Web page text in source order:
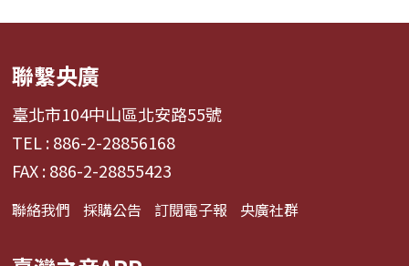
聯繫央廣
臺北市104中山區北安路55號
TEL : 886-2-28856168
FAX : 886-2-28855423
聯絡我們 採購公告 訂閱電子報 央廣社群